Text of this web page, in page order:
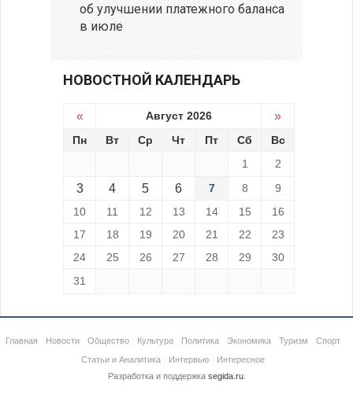
об улучшении платежного баланса
в июле
НОВОСТНОЙ КАЛЕНДАРЬ
« Август 2026 »
Пн Вт Ср Чт Пт Сб
Вс
1
2
3 4 5 6 7 8
9
10
11 12 13 14 15
16
17
18 19 20 21 22
23
24
25 26 27 28 29
30
31
Главная Новости Общество Культура Политика Экономика Туризм
Спорт
Статьи и Аналитика
Интервью
Интересное
Разработка и поддержка segida.ru.